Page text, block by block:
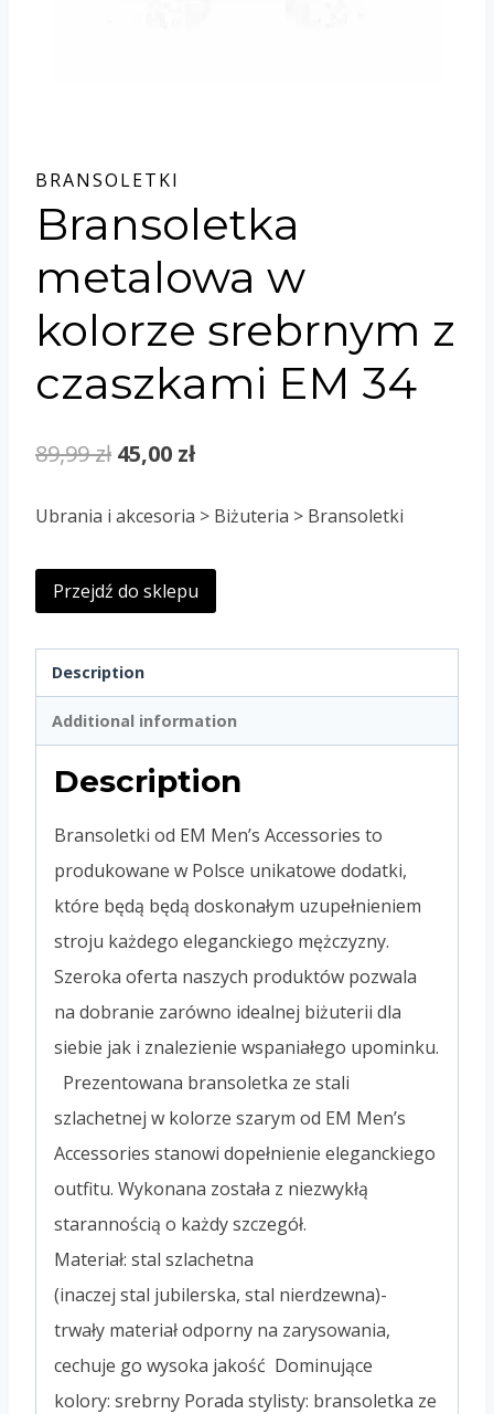
BRANSOLETKI
Bransoletka
metalowa w
kolorze srebrnym z
czaszkami EM 34
89,99zł Original
89,99 zł.
45,00 złCurrent
45,00 zł.
Ubrania i akcesoria > Biżuteria > Bransoletki
Przejdź do sklepu
Description
Additional information
Description
Bransoletki od EM Men’s Accessories to
produkowane w Polsce unikatowe dodatki,
które będą będą doskonałym uzupełnieniem
stroju każdego eleganckiego mężczyzny.
Szeroka oferta naszych produktów pozwala
na dobranie zarówno idealnej biżuterii dla
siebie jak i znalezienie wspaniałego upominku.
Prezentowana bransoletka ze stali
szlachetnej w kolorze szarym od EM Men’s
Accessories stanowi dopełnienie eleganckiego
outfitu. Wykonana została z niezwykłą
starannością o każdy szczegół.
Materiał: stal szlachetna
(inaczej stal jubilerska, stal nierdzewna)-
trwały materiał odporny na zarysowania,
cechuje go wysoka jakość Dominujące
kolory: srebrny Porada stylisty: bransoletka ze